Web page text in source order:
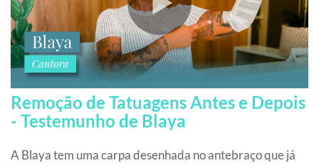
Remoção de Tatuagens Antes e Depois
- Testemunho de Blaya
A Blaya tem uma carpa desenhada no antebraço que já